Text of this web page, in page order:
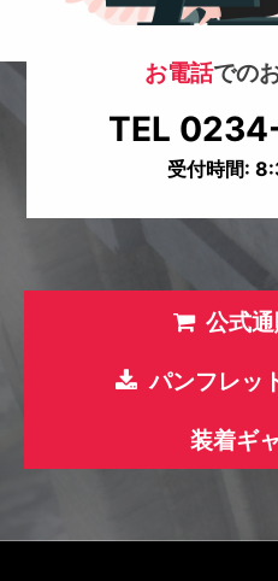
お電話での
TEL
受付時間:
公式
パンフレッ
装着ギ